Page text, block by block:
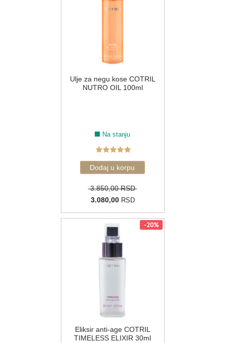
Ulje za negu kose COTRIL
NUTRO OIL 100ml
Na stanju
3.850,00 RSD
3.080,00RSD
-20%
Eliksir anti-age COTRIL
TIMELESS ELIXIR 30ml